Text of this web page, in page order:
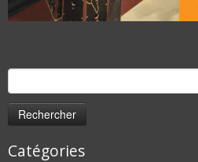
Rechercher :
Catégories